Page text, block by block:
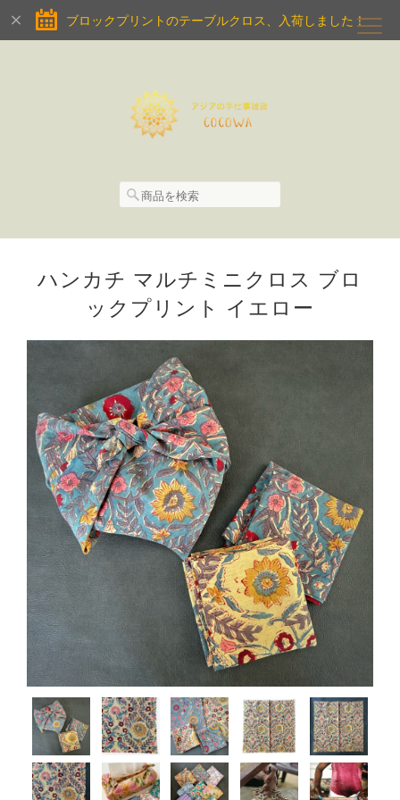
ブロックプリントのテーブルクロス、入荷しました！
ハンカチ マルチミニクロス ブロ
ックプリント イエロー